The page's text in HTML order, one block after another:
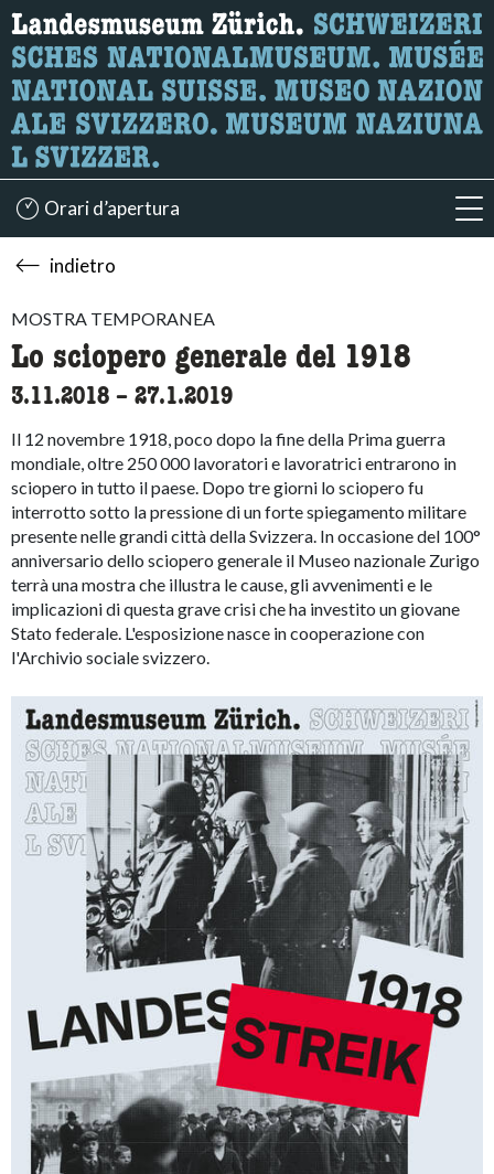
Ricerca
Qui è possibile cercare i contenuti della pagina.
Orari d’apertura
indietro
MOSTRA TEMPORANEA
Lo sciopero generale del 1918
3.11.2018 accessibility.time_to
– 27.1.2019
Il 12 novembre 1918, poco dopo la fine della Prima guerra
mondiale, oltre 250 000 lavoratori e lavoratrici entrarono in
sciopero in tutto il paese. Dopo tre giorni lo sciopero fu
interrotto sotto la pressione di un forte spiegamento militare
presente nelle grandi città della Svizzera. In occasione del 100°
anniversario dello sciopero generale il Museo nazionale Zurigo
terrà una mostra che illustra le cause, gli avvenimenti e le
implicazioni di questa grave crisi che ha investito un giovane
Stato federale. L'esposizione nasce in cooperazione con
l'Archivio sociale svizzero.